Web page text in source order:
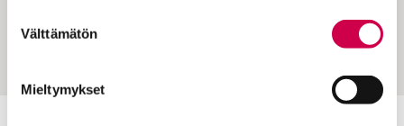
valinta
Välttämätön
Mieltymykset
Paljossa on aihetta iloon meillä